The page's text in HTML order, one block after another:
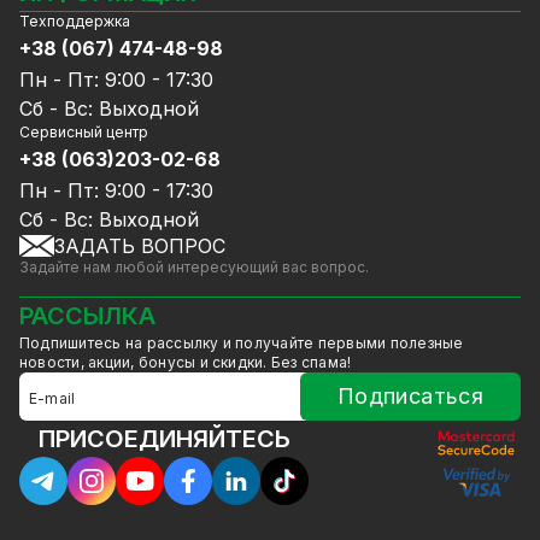
Видеорегистраторы
Комплекты видеонаблюдения
СКУД
Источники питания
Сетевое оборудование
Ноутбуки и компьютеры
Аксессуары
Акции
Уцененный товар
GreenVision скидки
Мерч от GreenVision
Товары для дома
Товары снятые с производства
Блог
Доставка и оплата
Гарантия и Сервисное обслуживание
Политика конфиденциальности
Договор публичной оферты
Сотрудничество
Услуги
Калькулятор расчёта объёма HDD
Техподдержка
+38 (067) 474-48-98
Пн - Пт: 9:00 - 17:30
Сб - Вс: Выходной
Сервисный центр
+38 (063)203-02-68
Пн - Пт: 9:00 - 17:30
Сб - Вс: Выходной
ЗАДАТЬ ВОПРОС
Задайте нам любой интересующий вас вопрос.
РАССЫЛКА
Подпишитесь на рассылку и получайте первыми полезные
новости, акции, бонусы и скидки. Без спама!
Подписаться
ПРИСОЕДИНЯЙТЕСЬ